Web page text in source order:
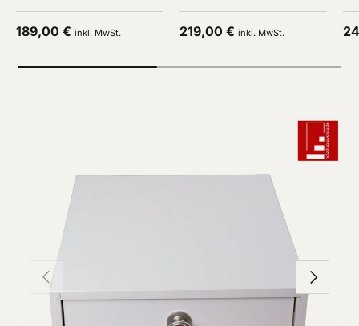
Normaler Preis
189,00 € inkl. MwSt. Normaler Preis
219,00 € inkl. MwSt.
Vorherige Nächste